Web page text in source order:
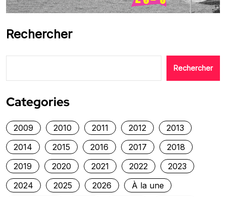
Rechercher
Rechercher
Categories
2009 2010 2011 2012
2013
2014
2015 2016 2017
2018
2019
2020 2021 2022
2023
2024
2025 2026
À la une